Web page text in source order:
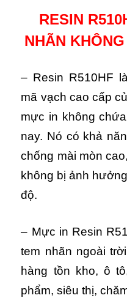
RESIN
NHÃN
– Resin R510HF
mã vạch cao cấp
mực in không
nay. Nó có khả
chống mài mòn
không bị ảnh
độ.
– Mực in Resin
tem nhãn ngoài
hàng tồn kho, ô
phẩm, siêu thị,